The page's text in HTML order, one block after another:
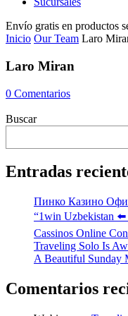
Envío gratis en productos
Inicio Our Team Laro
Laro Miran
0 Comentarios
Buscar
Entradas
Пинко Казино
“1win Uzbekistan
Cassinos Online
Traveling Solo Is
A Beautiful Sunday
Comentarios